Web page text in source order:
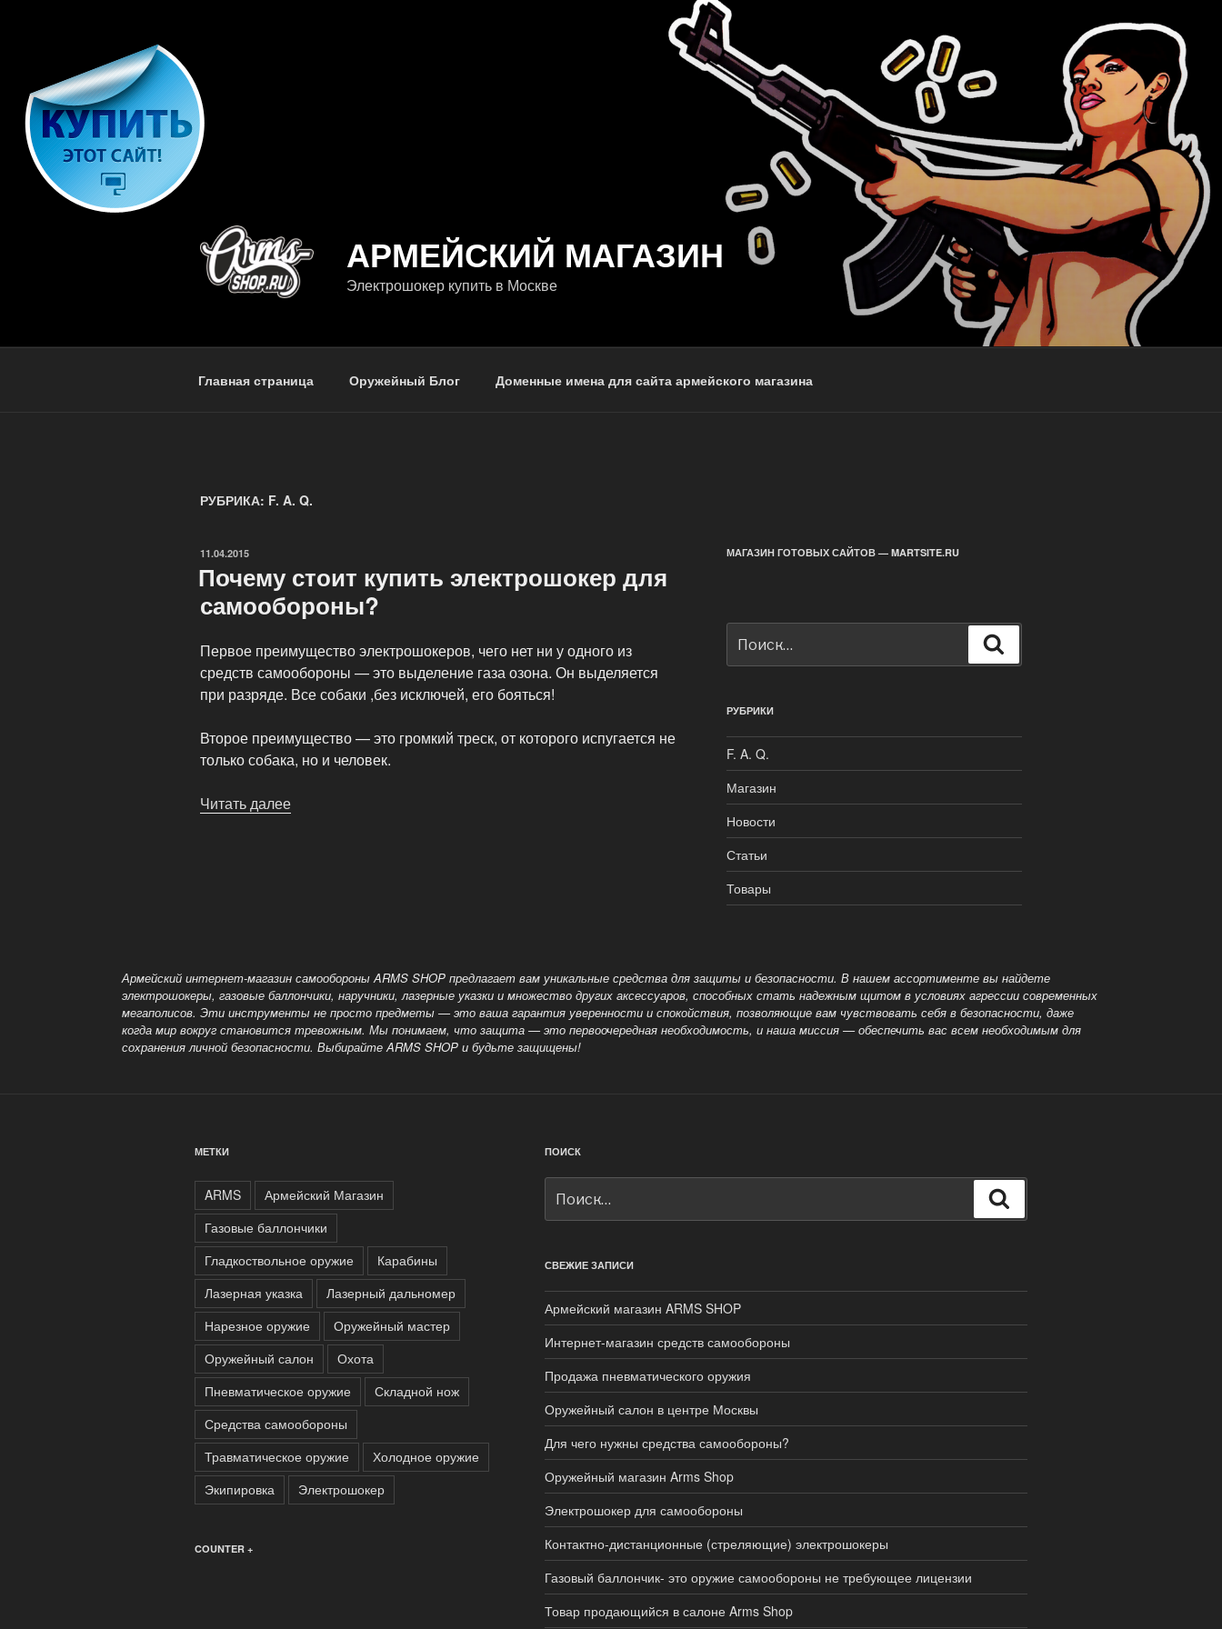
АРМЕЙСКИЙ МАГАЗИН
Электрошокер купить в Москве
Главная страница Оружейный Блог Доменные имена для сайта армейского магазина
РУБРИКА: F. A. Q.
ОПУБЛИКОВАНО
11.04.2015
Почему стоит купить электрошокер для
самообороны?
Первое преимущество электрошокеров, чего нет ни у одного из
средств самообороны — это выделение газа озона. Он выделяется
при разряде. Все собаки ,без исключей, его бояться!
Второе преимущество — это громкий треск, от которого испугается не
только собака, но и человек.
Читать далее
МАГАЗИН ГОТОВЫХ САЙТОВ — MARTSITE.RU
РУБРИКИ
F. A. Q.
Магазин
Новости
Статьи
Товары
Армейский интернет-магазин самообороны ARMS SHOP предлагает вам уникальные средства для защиты и безопасности. В нашем ассортименте вы найдете
электрошокеры, газовые баллончики, наручники, лазерные указки и множество других аксессуаров, способных стать надежнымщитом в условиях агрессии современных
мегаполисов. Эти инструменты не просто предметы — это ваша гарантия уверенности и спокойствия, позволяющие вам чувствовать себя в безопасности, даже
когда мир вокруг становится тревожным. Мы понимаем, что защита — этопервоочередная необходимость, и наша миссия — обеспечить вас всем необходимым для
сохранения личной безопасности. Выбирайте ARMS SHOP и будьте защищены!
МЕТКИ
ARMS
Армейский Магазин
Газовые баллончики
Гладкоствольное оружие
Карабины
Лазерная указка
Лазерный дальномер
Нарезное оружие
Оружейный мастер
Оружейный салон
Охота
Пневматическое оружие
Складной нож
Средства самообороны
Травматическое оружие
Холодное оружие
Экипировка
Электрошокер
COUNTER +
ПОИСК
СВЕЖИЕ ЗАПИСИ
Армейский магазин ARMS SHOP
Интернет-магазин средств самообороны
Продажа пневматического оружия
Оружейный салон в центре Москвы
Для чего нужны средства самообороны?
Оружейный магазин Arms Shop
Электрошокер для самообороны
Контактно-дистанционные (стреляющие) электрошокеры
Газовый баллончик- это оружие самообороны не требующее лицензии
Товар продающийся в салоне Arms Shop